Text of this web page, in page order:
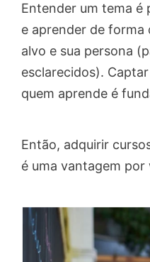
Entender um tema é
e aprender de forma
alvo e sua persona
esclarecidos).
quem aprende é
Então, adquirir
é uma vantagem